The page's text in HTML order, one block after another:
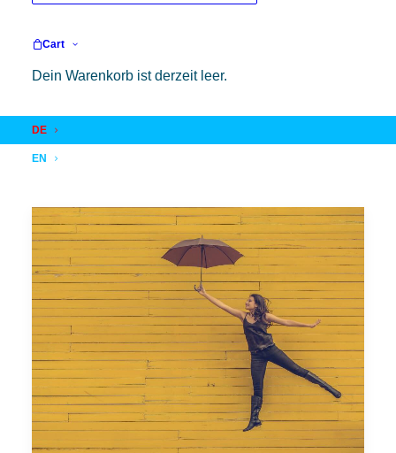
Cart
Dein Warenkorb ist derzeit leer.
DE
EN